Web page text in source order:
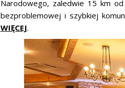
Narodowego, zaledwie 15 km
bezproblemowej i szybkiej
WIĘCEJ.